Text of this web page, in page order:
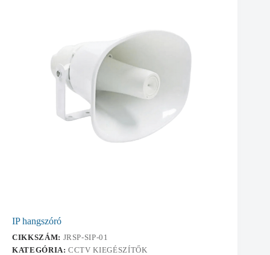
IP hangszóró
CIKKSZÁM: JRSP-SIP-01
KATEGÓRIA:CCTV KIEGÉSZÍTŐK